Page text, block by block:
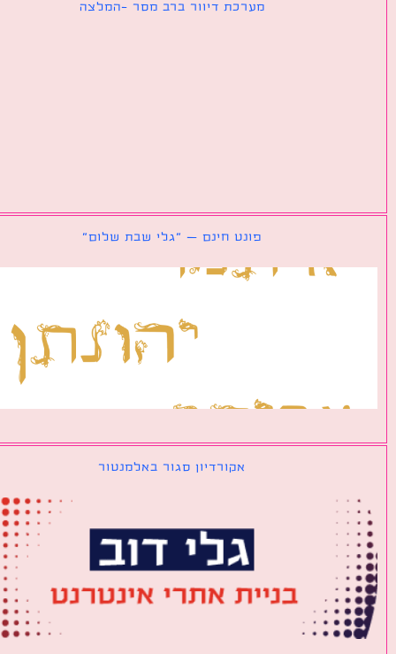
מערכת דיוור ברב מסר -המלצה
פונט חינם – ״גלי שבת שלום״
אקורדיון סגור באלמנטור